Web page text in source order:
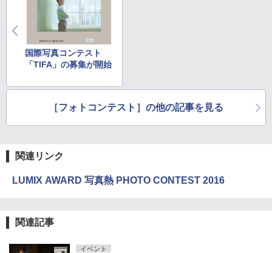
国際写真コンテスト
「TIFA」の募集が開始
［フォトコンテスト］の他の記事を見る
関連リンク
LUMIX AWARD 写真熱 PHOTO CONTEST 2016
関連記事
イベント